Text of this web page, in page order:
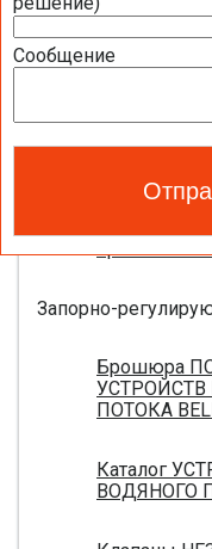
Сообщение
Полный
вентиляции
Каталог
ВОЗДУШНЫХ
Запорно-
Брошюра
ПОТОКА
Каталог
ВОДЯНОГО